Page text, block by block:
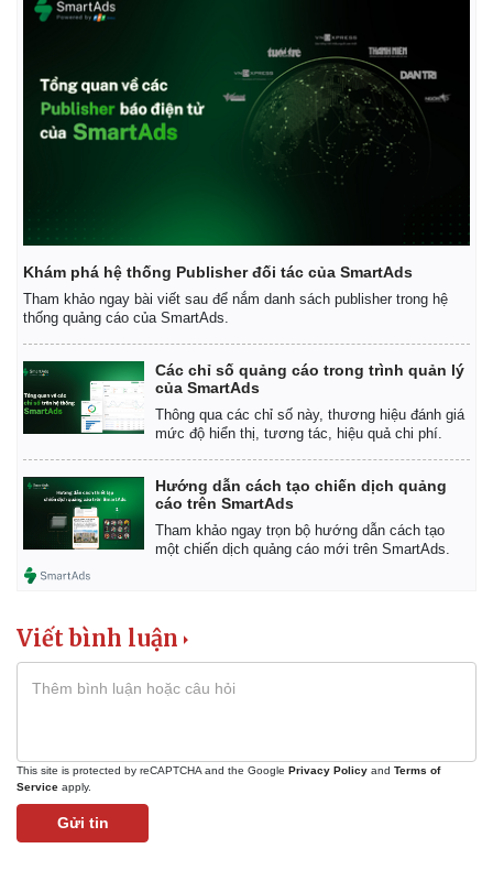
Kinh tế
Bất động sản
Khởi nghiệp
Thị trường
Giá vàng
Tỷ giá
Chứng khoán
Khám phá hệ thống Publisher đối tác của SmartAds
Tham khảo ngay bài viết sau để nắm danh sách publisher trong hệ
thống quảng cáo của SmartAds.
Các chỉ số quảng cáo trong trình quản lý
của SmartAds
Thông qua các chỉ số này, thương hiệu đánh giá
mức độ hiển thị, tương tác, hiệu quả chi phí.
Hướng dẫn cách tạo chiến dịch quảng
cáo trên SmartAds
Tham khảo ngay trọn bộ hướng dẫn cách tạo
một chiến dịch quảng cáo mới trên SmartAds.
Viết bình luận
This site is protected by reCAPTCHA and the Google Privacy Policy and Terms of
Service apply.
Gửi tin